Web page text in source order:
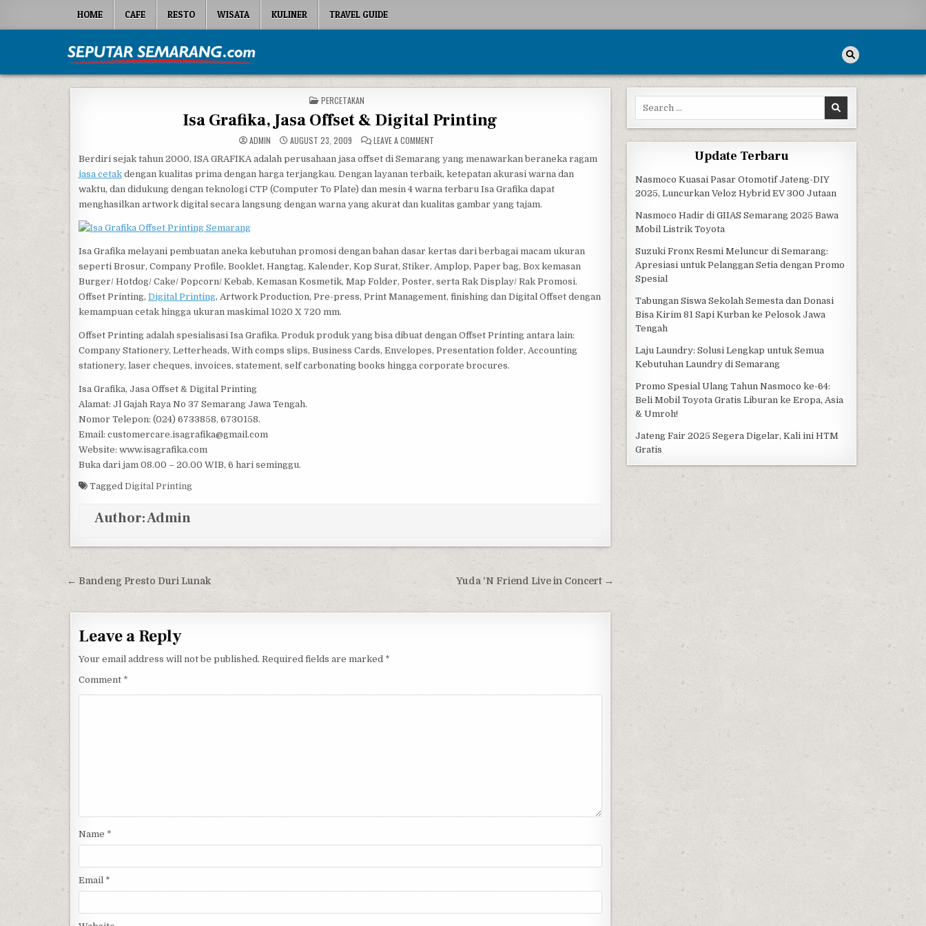
HOME CAFE RESTO WISATA KULINER TRAVEL GUIDE
Seputar Semarang
POSTED IN
PERCETAKAN
Isa Grafika, Jasa Offset & Digital Printing
ADMIN AUGUST 23, 2009 LEAVE A COMMENT
Berdiri sejak tahun 2000, ISA GRAFIKA adalah perusahaan jasa offset di Semarang yang menawarkan beraneka ragam
jasa cetak dengan kualitas prima dengan harga terjangkau. Dengan layanan terbaik, ketepatan akurasi warna dan
waktu, dan didukung dengan teknologi CTP (Computer To Plate) dan mesin 4 warna terbaru Isa Grafika dapat
menghasilkan artwork digital secara langsung dengan warna yang akurat dan kualitas gambar yang tajam.
Isa Grafika melayani pembuatan aneka kebutuhan promosi dengan bahan dasar kertas dari berbagai macam ukuran
seperti Brosur, Company Profile, Booklet, Hangtag, Kalender, Kop Surat, Stiker, Amplop, Paper bag, Box kemasan
Burger/ Hotdog/ Cake/ Popcorn/ Kebab, Kemasan Kosmetik, Map Folder, Poster, serta Rak Display/ Rak Promosi.
Offset Printing, Digital Printing, Artwork Production, Pre-press, Print Management, finishing dan Digital Offset dengan
kemampuan cetak hingga ukuran maskimal 1020 X 720 mm.
Offset Printing adalah spesialisasi Isa Grafika. Produk produk yang bisa dibuat dengan Offset Printing antara lain:
Company Stationery, Letterheads, With comps slips, Business Cards, Envelopes, Presentation folder, Accounting
stationery, laser cheques, invoices, statement, self carbonating books hingga corporate brocures.
Isa Grafika, Jasa Offset & Digital Printing
Alamat: Jl Gajah Raya No 37 Semarang Jawa Tengah.
Nomor Telepon: (024) 6733858, 6730158.
Email: customercare.isagrafika@gmail.com
Website: www.isagrafika.com
Buka dari jam 08.00 – 20.00 WIB, 6 hari seminggu.
Tagged Digital Printing
Author:Admin
Post navigation Yuda ‘N Friend Live in Concert →
← Bandeng Presto Duri Lunak
Leave a Reply
Your email address will not be published. Required fields are marked *
Comment *
Name *
Email *
Search for:
Update Terbaru
Nasmoco Kuasai Pasar Otomotif Jateng-DIY
2025, Luncurkan Veloz Hybrid EV 300 Jutaan
Nasmoco Hadir di GIIAS Semarang 2025 Bawa
Mobil Listrik Toyota
Suzuki Fronx Resmi Meluncur di Semarang:
Apresiasi untuk Pelanggan Setia dengan Promo
Spesial
Tabungan Siswa Sekolah Semesta dan Donasi
Bisa Kirim 81 Sapi Kurban ke Pelosok Jawa
Tengah
Laju Laundry: Solusi Lengkap untuk Semua
Kebutuhan Laundry di Semarang
Promo Spesial Ulang Tahun Nasmoco ke-64:
Beli Mobil Toyota Gratis Liburan ke Eropa, Asia
& Umroh!
Jateng Fair 2025 Segera Digelar, Kali ini HTM
Gratis